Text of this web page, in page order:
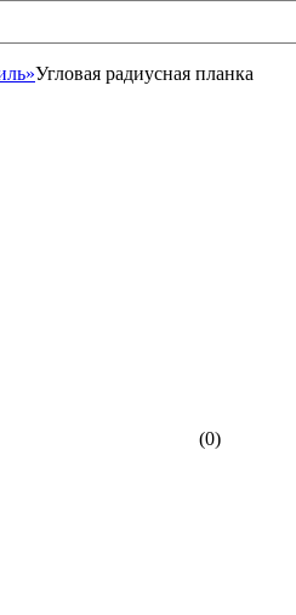
Угловая радиусная планка
(0)